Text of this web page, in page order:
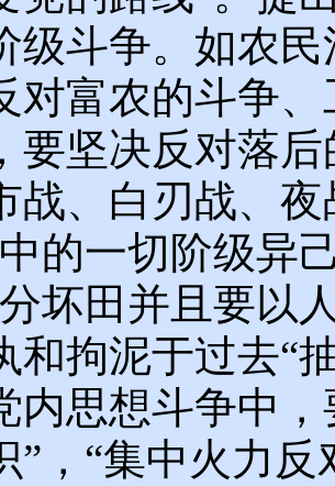
级斗争。如农
对富农的斗争
要坚决反对落
战、白刃战、
的一切阶级异
坏田并且要以
和拘泥于过去“
内思想斗争中
”，“集中火力